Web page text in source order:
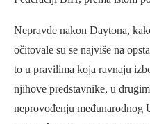
Nepravde nakon Daytona,
očitovale su se najviše na
to u pravilima koja ravnaju
njihove predstavnike, u
neprovođenju međunarodnog